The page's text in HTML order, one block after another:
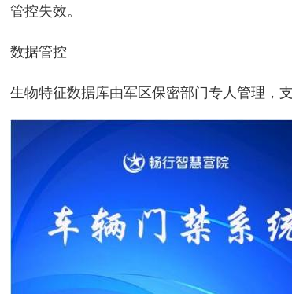
管控失效。
数据管控
生物特征数据库由军区保密部门专人管理，